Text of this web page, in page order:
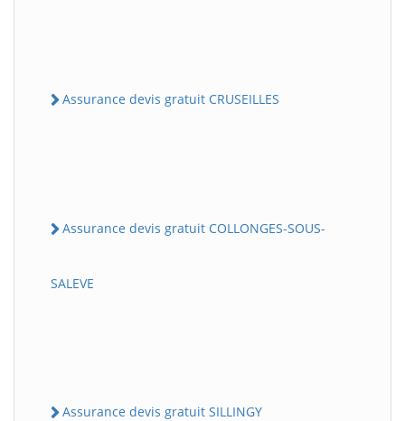
Assurance devis gratuit CRUSEILLES
Assurance devis gratuit COLLONGES-SOUS-
SALEVE
Assurance devis gratuit SILLINGY